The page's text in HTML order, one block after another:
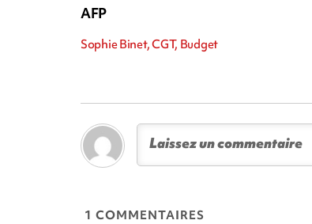
AFP
Sophie Binet, CGT, Budget
1 COMMENTAIRES